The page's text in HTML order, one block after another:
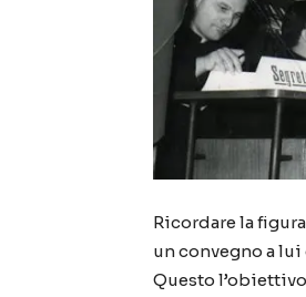
Ricordare la
un convegno a
Questo